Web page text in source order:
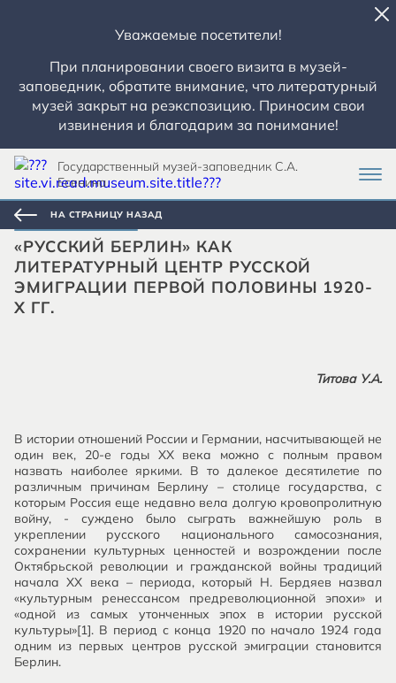
Уважаемые посетители!
При планировании своего визита в музей-
заповедник, обратите внимание, что литературный
музей закрыт на реэкспозицию. Приносим свои
извинения и благодарим за понимание!
Государственный музей-заповедник С.А.
Есенина
НА СТРАНИЦУ НАЗАД
«РУССКИЙ БЕРЛИН» КАК
ЛИТЕРАТУРНЫЙ ЦЕНТР РУССКОЙ
ЭМИГРАЦИИ ПЕРВОЙ ПОЛОВИНЫ 1920-
Х ГГ.
Титова У.А.
В истории отношений России и Германии, насчитывающей не
один век, 20-е годы ХХ века можно с полным правом
назвать наиболее яркими. В то далекое десятилетие по
различным причинам Берлину – столице государства, с
которым Россия еще недавно вела долгую кровопролитную
войну, - суждено было сыграть важнейшую роль в
укреплении русского национального самосознания,
сохранении культурных ценностей и возрождении после
Октябрьской революции и гражданской войны традиций
начала ХХ века – периода, который Н. Бердяев назвал
«культурным ренессансом предреволюционной эпохи» и
«одной из самых утонченных эпох в истории русской
культуры»[1]. В период с конца 1920 по начало 1924 года
одним из первых центров русской эмиграции становится
Берлин.